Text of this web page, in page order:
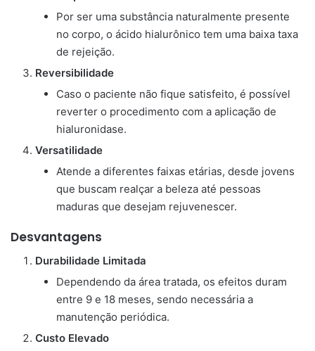
Por ser uma substância naturalmente presente
no corpo, o ácido hialurônico tem uma baixa taxa
de rejeição.
Reversibilidade
Caso o paciente não fique satisfeito, é possível
reverter o procedimento com a aplicação de
hialuronidase.
Versatilidade
Atende a diferentes faixas etárias, desde jovens
que buscam realçar a beleza até pessoas
maduras que desejam rejuvenescer.
Desvantagens
Durabilidade Limitada
Dependendo da área tratada, os efeitos duram
entre 9 e 18 meses, sendo necessária a
manutenção periódica.
Custo Elevado